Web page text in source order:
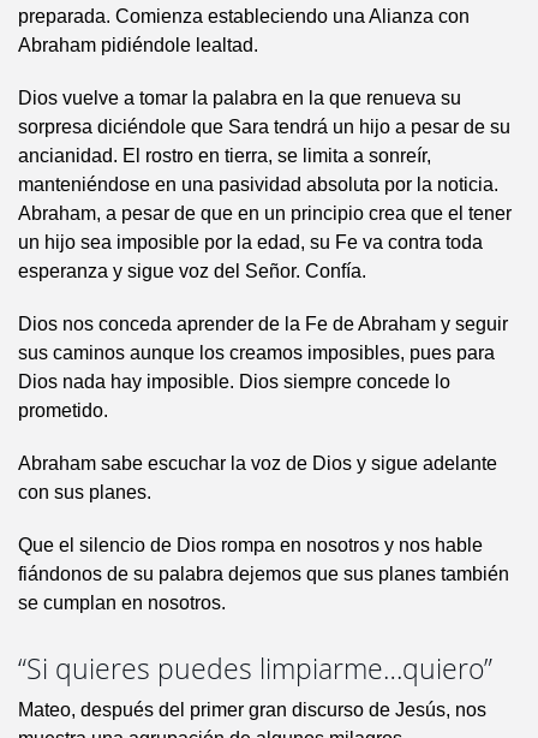
preparada. Comienza estableciendo una Alianza con
Abraham pidiéndole lealtad.
Dios vuelve a tomar la palabra en la que renueva su
sorpresa diciéndole que Sara tendrá un hijo a pesar de su
ancianidad. El rostro en tierra, se limita a sonreír,
manteniéndose en una pasividad absoluta por la noticia.
Abraham, a pesar de que en un principio crea que el tener
un hijo sea imposible por la edad, su Fe va contra toda
esperanza y sigue voz del Señor. Confía.
Dios nos conceda aprender de la Fe de Abraham y seguir
sus caminos aunque los creamos imposibles, pues para
Dios nada hay imposible. Dios siempre concede lo
prometido.
Abraham sabe escuchar la voz de Dios y sigue adelante
con sus planes.
Que el silencio de Dios rompa en nosotros y nos hable
fiándonos de su palabra dejemos que sus planes también
se cumplan en nosotros.
“Si quieres puedes limpiarme…quiero”
Mateo, después del primer gran discurso de Jesús, nos